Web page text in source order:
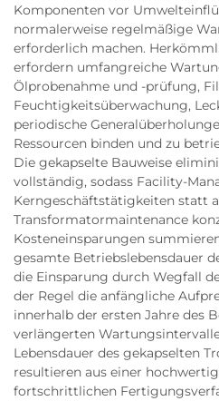
Komponenten vor
normalerweise regelmäßige
erforderlich machen.
erfordern umfangreiche
Ölprobenahme und -prüfung,
Feuchtigkeitsüberwachung,
periodische
Ressourcen binden und zu
Die gekapselte Bauweise
vollständig, sodass Facility-
Kerngeschäftstätigkeiten statt
Transformatormaintenance
Kosteneinsparungen
gesamte Betriebslebensdauer
die Einsparung durch Wegfall
der Regel die anfängliche
innerhalb der ersten Jahre des
verlängerten
Lebensdauer des gekapselten
resultieren aus einer
fortschrittlichen